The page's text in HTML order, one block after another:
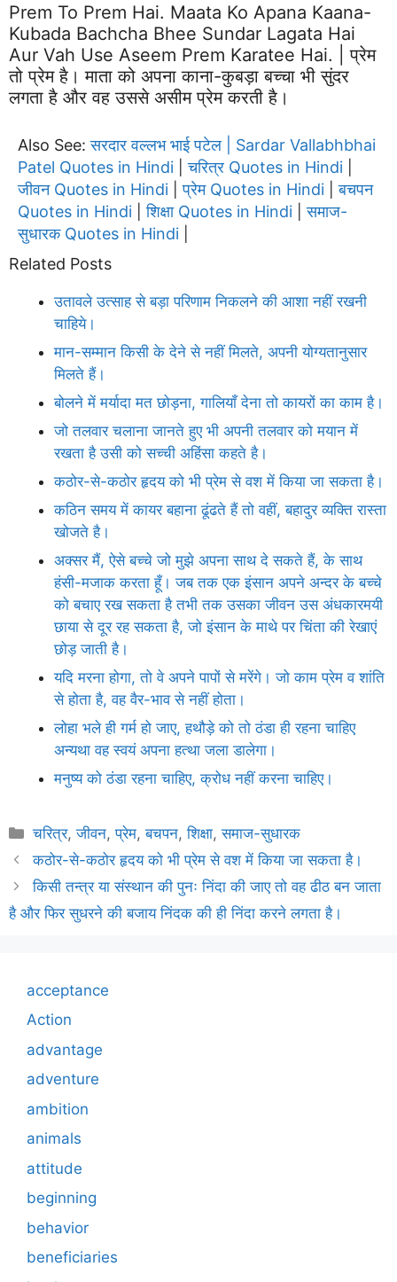
Prem To Prem Hai. Maata Ko Apana Kaana-
Kubada Bachcha Bhee Sundar Lagata Hai
Aur Vah Use Aseem Prem Karatee Hai. | प्रेम
तो प्रेम है। माता को अपना काना-कुबड़ा बच्चा भी सुंदर
लगता है और वह उससे असीम प्रेम करती है।
Also See:सरदार वल्लभ भाई पटेल | Sardar Vallabhbhai
Patel Quotes in Hindi |चरित्र Quotes in Hindi
जीवन Quotes in Hindi |प्रेम Quotes in Hindi |बचपन
Quotes in Hindi |शिक्षा Quotes in Hindi |समाज-
सुधारक Quotes in Hindi
Related Posts
उतावले उत्साह से बड़ा परिणाम निकलने की आशा नहीं रखनी
चाहिये।
मान-सम्मान किसी के देने से नहीं मिलते, अपनी योग्यतानुसार
मिलते हैं।
बोलने में मर्यादा मत छोड़ना, गालियाँ देना तो कायरों का काम है।
जो तलवार चलाना जानते हुए भी अपनी तलवार को मयान में
रखता है उसी को सच्ची अहिंसा कहते है।
कठोर-से-कठोर हृदय को भी प्रेम से वश में किया जा सकता है।
कठिन समय में कायर बहाना ढूंढते हैं तो वहीं, बहादुर व्यक्ति रास्ता
खोजते है।
अक्सर मैं, ऐसे बच्चे जो मुझे अपना साथ दे सकते हैं, के साथ
हंसी-मजाक करता हूँ। जब तक एक इंसान अपने अन्दर के बच्चे
को बचाए रख सकता है तभी तक उसका जीवन उस अंधकारमयी
छाया से दूर रह सकता है, जो इंसान के माथे पर चिंता की रेखाएं
छोड़ जाती है।
यदि मरना होगा, तो वे अपने पापों से मरेंगे। जो काम प्रेम व शांति
से होता है, वह वैर-भाव से नहीं होता।
लोहा भले ही गर्म हो जाए, हथौड़े को तो ठंडा ही रहना चाहिए
अन्यथा वह स्वयं अपना हत्था जला डालेगा।
मनुष्य को ठंडा रहना चाहिए, क्रोध नहीं करना चाहिए।
Categories
चरित्र,जीवन,प्रेम,बचपन,शिक्षा,समाज-सुधारक
कठोर-से-कठोर हृदय को भी प्रेम से वश में किया जा सकता है।
किसी तन्त्र या संस्थान की पुनः निंदा की जाए तो वह ढीठ बन जाता
है और फिर सुधरने की बजाय निंदक की ही निंदा करने लगता है।
acceptance
Action
advantage
adventure
ambition
animals
attitude
beginning
behavior
beneficiaries